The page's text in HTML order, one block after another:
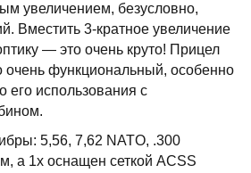
увеличением, безусловно,
Вместить 3-кратное увеличение
— это очень круто! Прицел
очень функциональный, особенно
его использования с
5,56, 7,62 NATO, .300
а 1x оснащен сеткой ACSS